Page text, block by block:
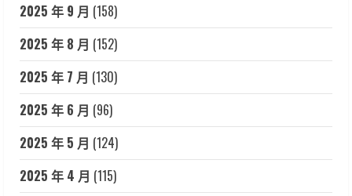
2025 年 9 月 (158)
2025 年 8 月 (152)
2025 年 7 月 (130)
2025 年 6 月 (96)
2025 年 5 月 (124)
2025 年 4 月 (115)